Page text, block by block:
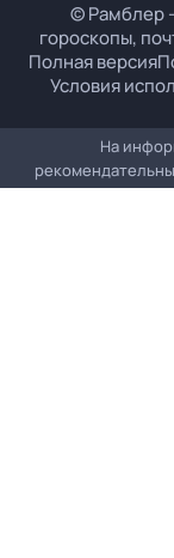
© Рамблер
гороскопы,
Полная версия
Условия
На